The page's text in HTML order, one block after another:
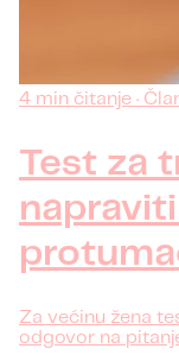
4 min čitanje ·
Test za
Za većinu žena
odgovor na